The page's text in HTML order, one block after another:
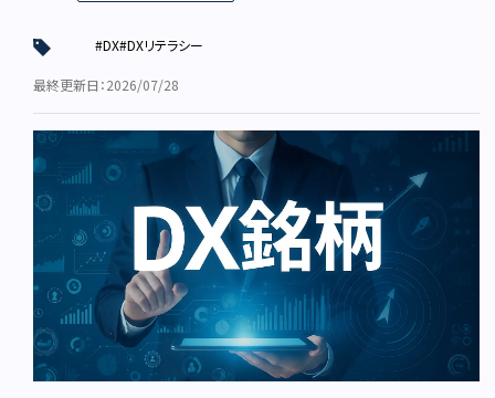
#DX#DXリテラシー
最終更新日：2026/07/28